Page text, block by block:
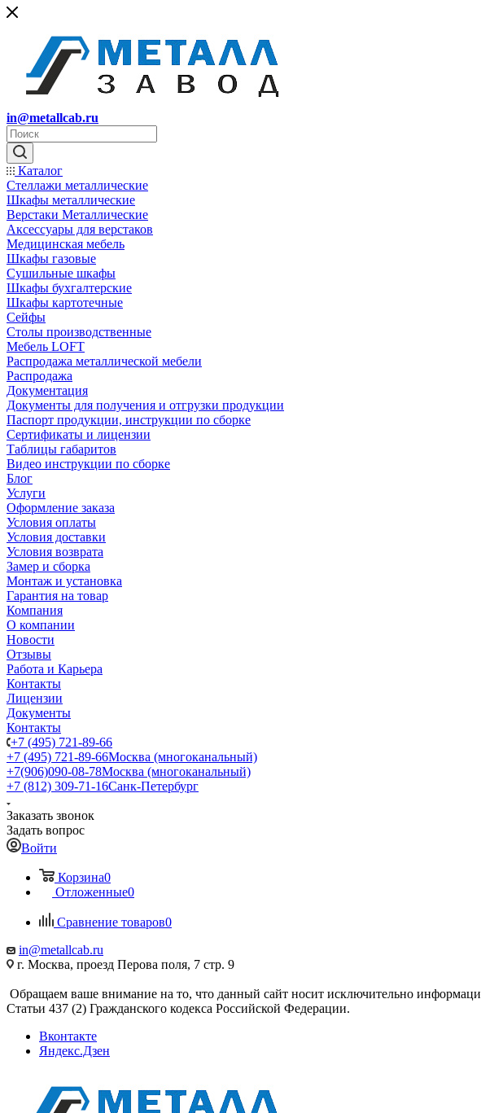
in@metallcab.ru
Каталог
Стеллажи металлические
Шкафы металлические
Верстаки Металлические
Аксессуары для верстаков
Медицинская мебель
Шкафы газовые
Сушильные шкафы
Шкафы бухгалтерские
Шкафы картотечные
Сейфы
Столы производственные
Мебель LOFT
Распродажа металлической мебели
Распродажа
Документация
Документы для получения и отгрузки продукции
Паспорт продукции, инструкции по сборке
Сертификаты и лицензии
Таблицы габаритов
Видео инструкции по сборке
Блог
Услуги
Оформление заказа
Условия оплаты
Условия доставки
Условия возврата
Замер и сборка
Монтаж и установка
Гарантия на товар
Компания
О компании
Новости
Отзывы
Работа и Карьера
Контакты
Лицензии
Документы
Контакты
+7 (495) 721-89-66
+7 (495) 721-89-66Москва (многоканальный)
+7(906)090-08-78Москва (многоканальный)
+7 (812) 309-71-16Санк-Петербург
Заказать звонок
Задать вопрос
Войти
Корзина0
Отложенные0
Сравнение товаров0
in@metallcab.ru
г. Москва, проезд Перова поля, 7 стр. 9
Обращаем ваше внимание на то, что данный сайт носит исключительно
Статьи 437 (2) Гражданского кодекса Российской Федерации.
Вконтакте
Яндекс.Дзен